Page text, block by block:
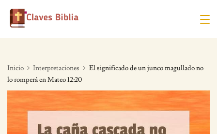
Skip
Inicio Interpretaciones
El significado de un junco magullado no
lo romperá en Mateo 12:20